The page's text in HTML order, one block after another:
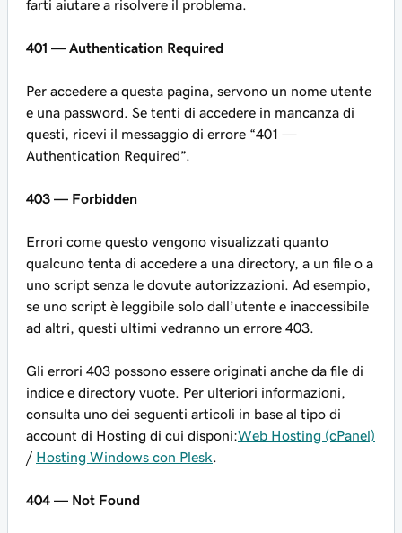
farti aiutare a risolvere il problema.
401 — Authentication Required
Per accedere a questa pagina, servono un nome utente
e una password. Se tenti di accedere in mancanza di
questi, ricevi il messaggio di errore “401 —
Authentication Required”.
403 — Forbidden
Errori come questo vengono visualizzati quanto
qualcuno tenta di accedere a una directory, a un file o a
uno script senza le dovute autorizzazioni. Ad esempio,
se uno script è leggibile solo dall’utente e inaccessibile
ad altri, questi ultimi vedranno un errore 403.
Gli errori 403 possono essere originati anche da file di
indice e directory vuote. Per ulteriori informazioni,
consulta uno dei seguenti articoli in base al tipo di
account di Hosting di cui disponi:Web Hosting (cPanel)
/ Hosting Windows con Plesk
404 — Not Found